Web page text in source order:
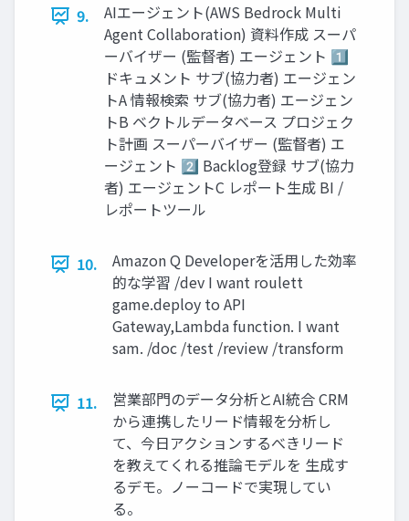
9.
AIエージェント(AWS Bedrock Multi
Agent Collaboration) 資料作成 スーパ
ーバイザー (監督者) エージェント 1⃣
ドキュメント サブ(協力者) エージェン
トA 情報検索 サブ(協力者) エージェン
トB ベクトルデータベース プロジェク
ト計画 スーパーバイザー (監督者) エ
ージェント 2⃣ Backlog登録 サブ(協力
者) エージェントC レポート生成 BI /
レポートツール
10.
Amazon Q Developerを活用した効率
的な学習 /dev I want roulett
game.deploy to API
Gateway,Lambda function. I want
sam. /doc /test /review /transform
11.
営業部門のデータ分析とAI統合 CRM
から連携したリード情報を分析し
て、今日アクションするべきリード
を教えてくれる推論モデルを 生成す
るデモ。ノーコードで実現してい
る。